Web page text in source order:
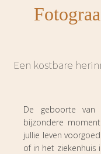
Een kostbare
De geboorte
bijzondere
jullie leven
of in het ziekenhuis